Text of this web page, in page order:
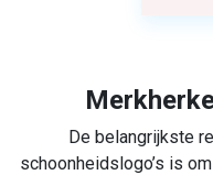
De belangrijkste
schoonheidslogo’s is